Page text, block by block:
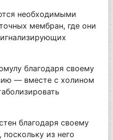
необходимыми
мембран, где они
благодаря своему
— вместе с холином
благодаря своему
из него